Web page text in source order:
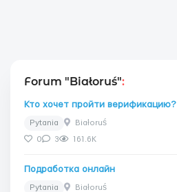
Forum "Białoruś":
Кто хочет пройти верификацию?
Pytania Białoruś
0 3 161.6K
Подработка онлайн
Pytania Białoruś